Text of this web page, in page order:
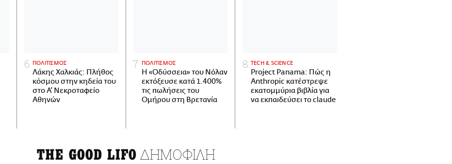
ΠΟΛΙΤΙΣΜΟΣ
Λάκης Χαλκιάς: Πλήθος
κόσμου στην κηδεία του
στο Α' Νεκροταφείο
Αθηνών
ΠΟΛΙΤΙΣΜΟΣ
Η «Οδύσσεια» του Νόλαν
εκτόξευσε κατά 1.400%
τις πωλήσεις του
Ομήρου στη Βρετανία
ΤECH & SCIENCE
Project Panama: Πώς η
Anthropic κατέστρεψε
εκατομμύρια βιβλία για
να εκπαιδεύσει το claude
THE GOOD LIFO ΔΗΜΟΦΙΛΗ